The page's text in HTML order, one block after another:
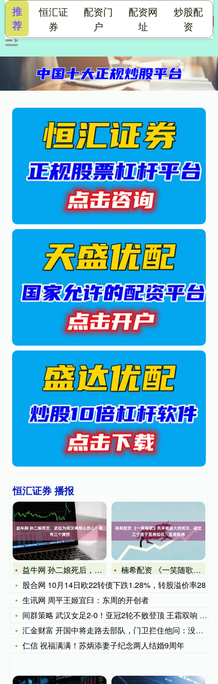
恒汇证券 播报
益牛网 孙二娘死后，武松为何哭得那么伤心？他有三个原因
楠希配资 《一笑随歌》凤平城最大的成功，就是三个孩子互相信任
股合网 10月14日欧22转债下跌1.28%，转股溢价率28
生讯网 周平王姬宜臼：东周的开创者
间群策略 武汉女足2-0！亚冠2轮不败登顶 王霜双响 外援中
汇金财富 开国中将走路去部队，门卫拦住他问：没有车怎么证明你
仁信 祝福满满！苏炳添妻子纪念两人结婚9周年
推
荐
恒汇证
券
配资门
户
配资网
址
炒股配
资